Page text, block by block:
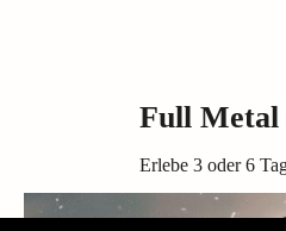
Full Metal
Erlebe 3 oder 6